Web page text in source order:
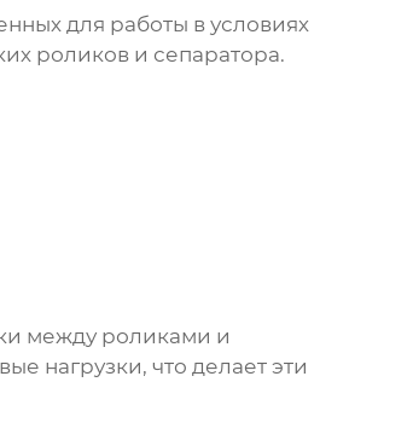
для работы в условиях
роликов и сепаратора.
между роликами и
нагрузки, что делает эти